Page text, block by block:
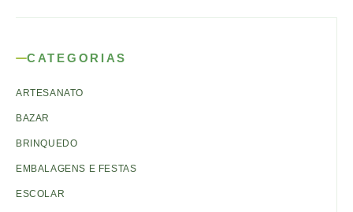
CATEGORIAS
ARTESANATO
BAZAR
BRINQUEDO
EMBALAGENS E FESTAS
ESCOLAR